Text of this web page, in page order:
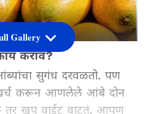
करावं?
सुगंध दरवळतो. पण
करून आणलेले आंबे दोन
खूप वाईट वाटतं. आपण
Gallery